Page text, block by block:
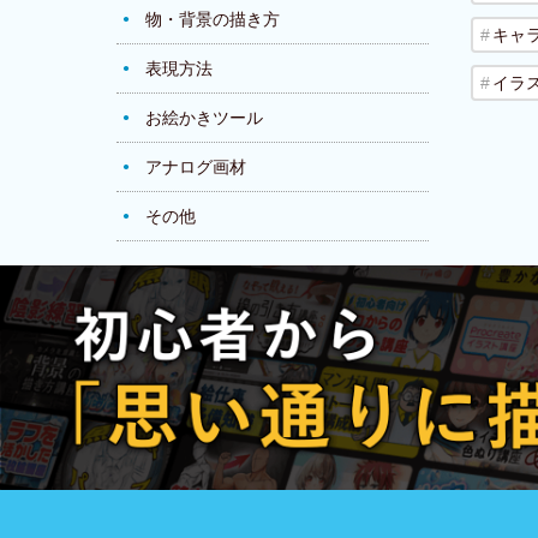
物・背景の描き方
表現方法
お絵かきツール
アナログ画材
その他
キャ
イラ